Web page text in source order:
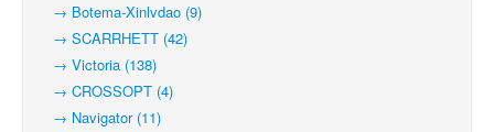
→ Botema-Xinlvdao (9)
→ SCARRHETT (42)
→ Victoria (138)
→ CROSSOPT (4)
→ Navigator (11)